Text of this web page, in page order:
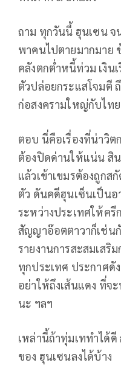
ถาม ทุกวันนี้ ฮุนเซน จ
พาคนไปตายมากมาย
คลังตกต่ำหนี้ท่วม เงิน
ตัวปล่อยกระแสโจมตี
ก่อสงครามใหญ่กับไท
ตอบ นี่คือเรื่องที่น่าวิต
ต้องปิดด่านให้แน่น สิน
แล้วเข้าเขมรต้องถูกส
ตัว ดันคดีฮุนเซ็นเป็นอ
ระหว่างประเทศให้ค
สัญญาอ๊อตตาวาก็เช่น
รายงานการสะสมเสริ
ทุกประเทศ ประกาศดั
อย่าให้ถึงเส้นแดง ที่จ
นะ ฯลฯ
เหล่านี้ถ้าทุ่มเททำได้
ของ ฮุนเซนลงได้บ้าง